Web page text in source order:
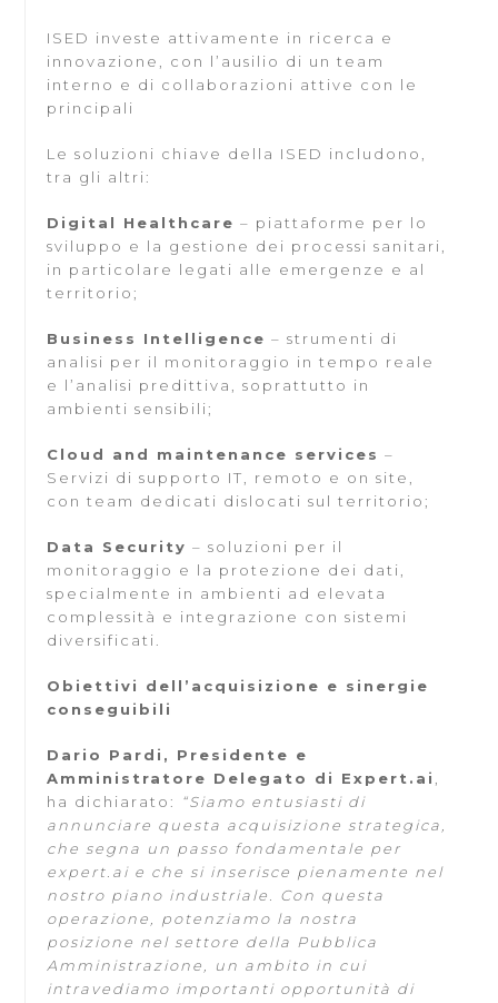
ISED investe attivamente in ricerca e
innovazione, con l’ausilio di un team
interno e di collaborazioni attive con le
principali
Le soluzioni chiave della ISED includono,
tra gli altri:
Digital Healthcare – piattaforme per lo
sviluppo e la gestione dei processi sanitari,
in particolare legati alle emergenze e al
territorio;
Business Intelligence – strumenti di
analisi per il monitoraggio in tempo reale
e l’analisi predittiva, soprattutto in
ambienti sensibili;
Cloud and maintenance services –
Servizi di supporto IT, remoto e on site,
con team dedicati dislocati sul territorio;
Data Security – soluzioni per il
monitoraggio e la protezione dei dati,
specialmente in ambienti ad elevata
complessità e integrazione con sistemi
diversificati.
Obiettivi dell’acquisizione e sinergie
conseguibili
Dario Pardi, Presidente e
Amministratore Delegato di Expert.ai ,
ha dichiarato: “Siamo entusiasti di
annunciare questa acquisizione strategica,
che segna un passo fondamentale per
expert.ai e che si inserisce pienamente nel
nostro piano industriale. Con questa
operazione, potenziamo la nostra
posizione nel settore della Pubblica
Amministrazione, un ambito in cui
intravediamo importanti opportunità di